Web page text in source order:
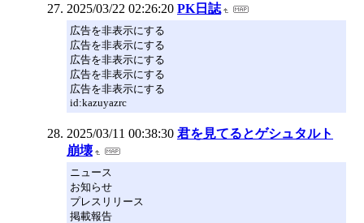
2025/03/22 02:26:20 PK日誌
広告を非表示にする
広告を非表示にする
広告を非表示にする
広告を非表示にする
広告を非表示にする
id:kazuyazrc
2025/03/11 00:38:30 君を見てるとゲシュタルト
崩壊
ニュース
お知らせ
プレスリリース
掲載報告